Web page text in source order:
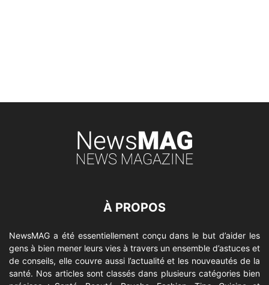
À PROPOS
NewsMAG a été essentiellement conçu dans le but d’aider les
gens à bien mener leurs vies à travers un ensemble d’astuces et
de conseils, elle couvre aussi l’actualité et les nouveautés de la
santé. Nos articles sont classés dans plusieurs catégories bien